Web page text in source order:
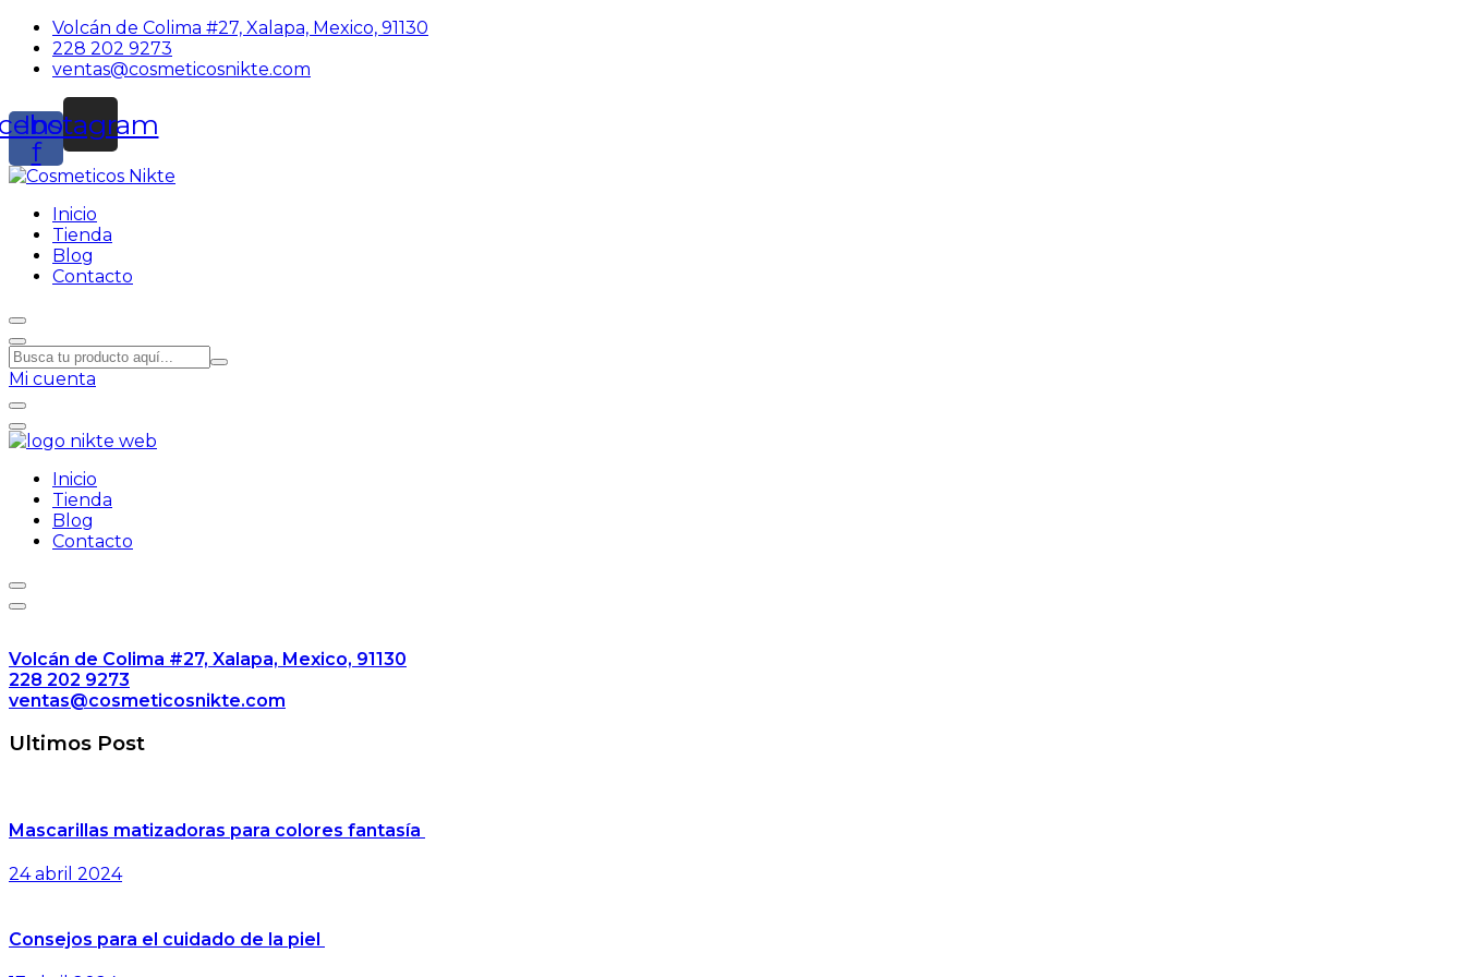
Volcán de Colima #27, Xalapa, Mexico, 91130
228 202 9273
ventas@cosmeticosnikte.com
f
Instagram
Inicio
Tienda
Blog
Contacto
Mi cuenta
Inicio
Tienda
Blog
Contacto
Volcán de Colima #27, Xalapa, Mexico, 91130
228 202 9273
ventas@cosmeticosnikte.com
Ultimos Post
Mascarillas matizadoras para colores fantasía
24 abril 2024
Consejos para el cuidado de la piel